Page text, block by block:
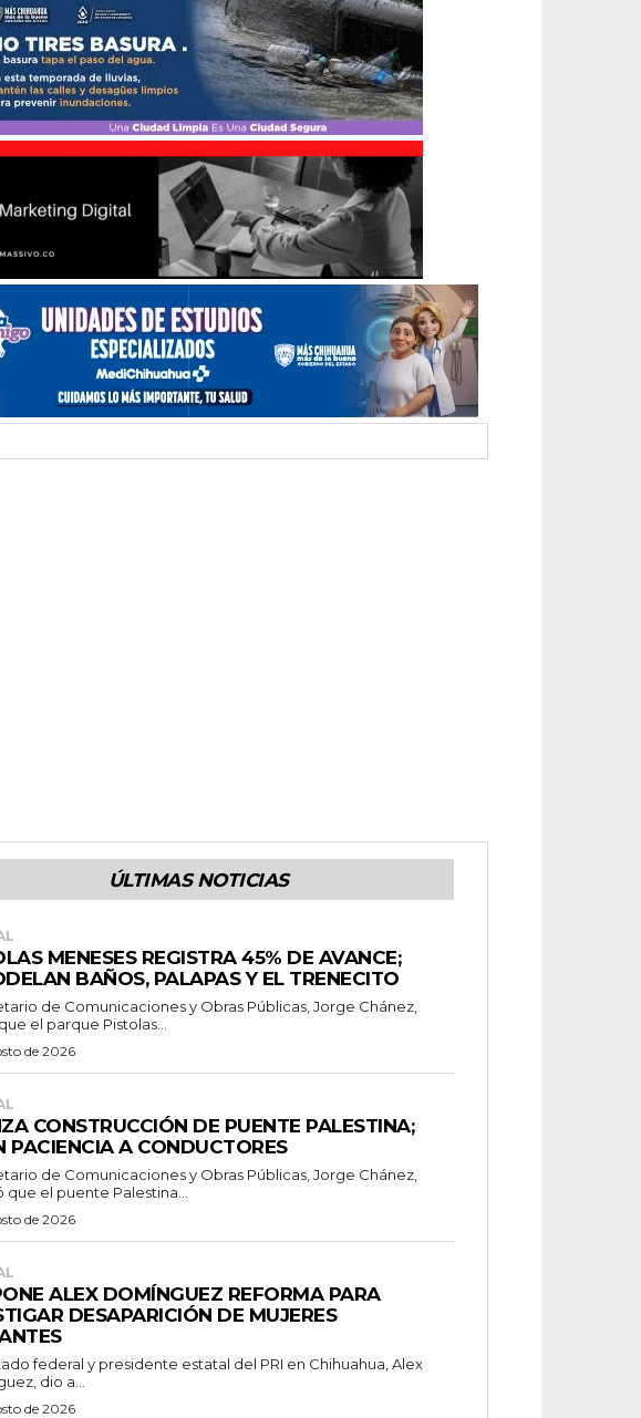
ÚLTIMAS NOTICIAS
MENESES REGISTRA 45% DE AVANCE;
BAÑOS, PALAPAS Y EL TRENECITO
de Comunicaciones y Obras Públicas, Jorge Chánez,
el parque Pistolas...
de 2026
CONSTRUCCIÓN DE PUENTE PALESTINA;
PACIENCIA A CONDUCTORES
de Comunicaciones y Obras Públicas, Jorge Chánez,
que el puente Palestina...
de 2026
ALEX DOMÍNGUEZ REFORMA PARA
DESAPARICIÓN DE MUJERES
federal y presidente estatal del PRI en Chihuahua, Alex
dio a...
de 2026